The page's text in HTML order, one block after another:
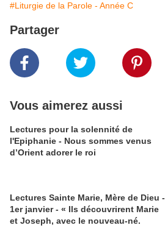
#Liturgie de la Parole - Année C
Partager
Vous aimerez aussi
Lectures pour la solennité de
l'Epiphanie - Nous sommes venus
d’Orient adorer le roi
Lectures Sainte Marie, Mère de Dieu -
1er janvier - « Ils découvrirent Marie
et Joseph, avec le nouveau-né.